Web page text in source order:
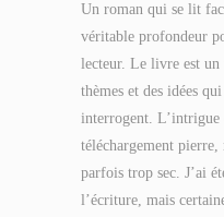
Un roman qui se lit
véritable profondeur
lecteur. Le livre est un
thèmes et des idées
interrogent. L’intrigue
téléchargement pierre,
parfois trop sec. J’ai
l’écriture, mais